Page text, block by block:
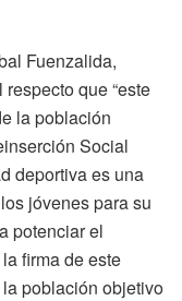
Fuenzalida,
que “este
la población
Social
deportiva es una
jóvenes para su
potenciar el
firma de este
población objetivo